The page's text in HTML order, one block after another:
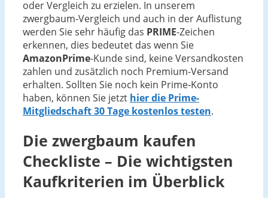
oder Vergleich zu erzielen. In unserem
zwergbaum-Vergleich und auch in der Auflistung
werden Sie sehr häufig das PRIME-Zeichen
erkennen, dies bedeutet das wenn Sie
AmazonPrime-Kunde sind, keine Versandkosten
zahlen und zusätzlich noch Premium-Versand
erhalten. Sollten Sie noch kein Prime-Konto
haben, können Sie jetzt hier die Prime-
Mitgliedschaft 30 Tage kostenlos testen.
Die zwergbaum kaufen
Checkliste – Die wichtigsten
Kaufkriterien im Überblick